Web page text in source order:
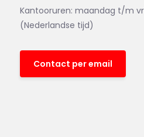
Kantooruren: maandag t/m
(Nederlandse tijd)
Contact per email